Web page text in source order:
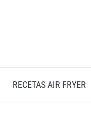
RECETAS AIR FRYER